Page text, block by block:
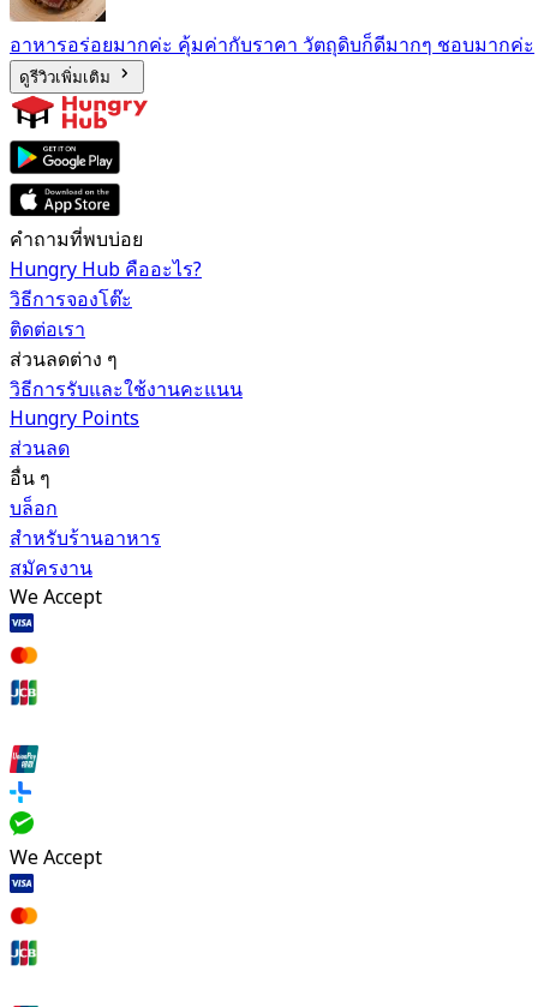
อาหารอร่อยมากค่ะ คุ้มค่ากับราคา วัตถุดิบก็ดีมากๆ ชอบมากค่ะ
ดูรีวิวเพิ่มเติม
คำถามที่พบบ่อย
Hungry Hub คืออะไร?
วิธีการจองโต๊ะ
ติดต่อเรา
ส่วนลดต่าง ๆ
วิธีการรับและใช้งานคะแนน
Hungry Points
ส่วนลด
อื่น ๆ
บล็อก
สำหรับร้านอาหาร
สมัครงาน
We Accept
We Accept